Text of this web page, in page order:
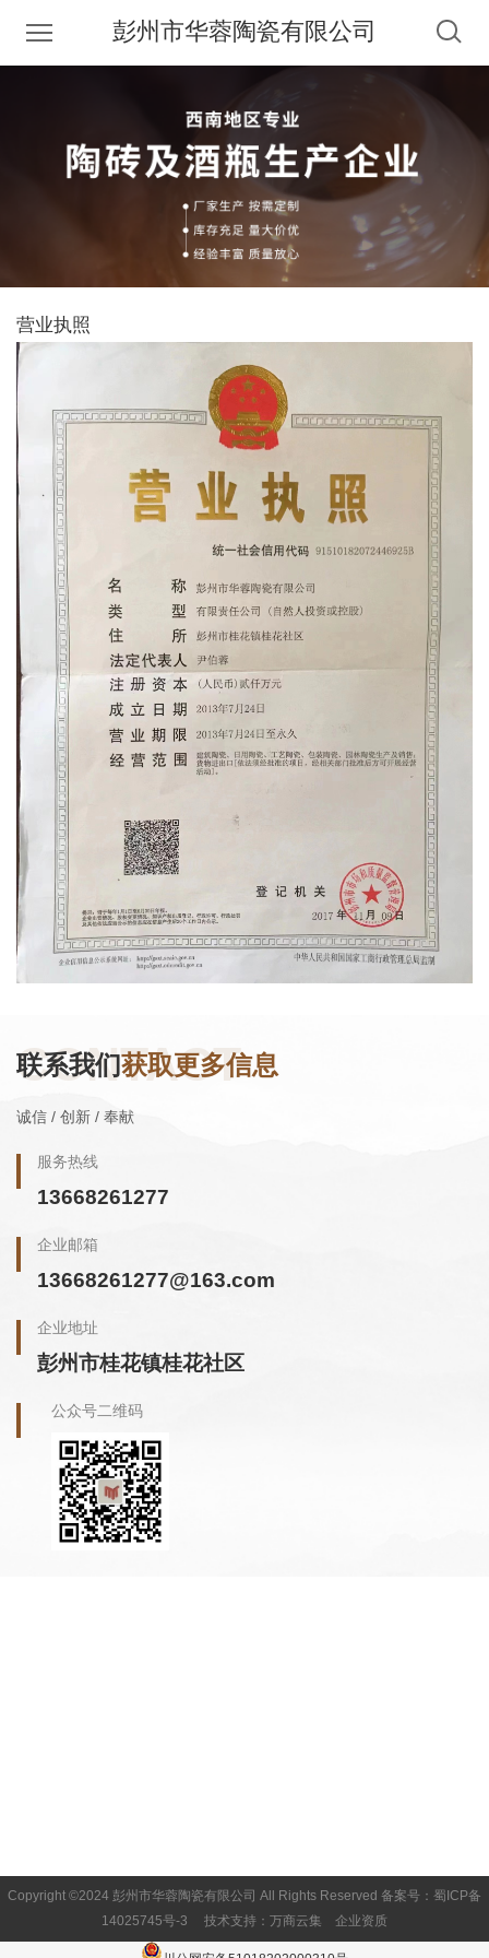
彭州市华蓉陶瓷有限公司
营业执照
CONTACT
联系我们获取更多信息
诚信 / 创新 / 奉献
服务热线
13668261277
企业邮箱
13668261277@163.com
企业地址
彭州市桂花镇桂花社区
公众号二维码
Copyright ©2024 彭州市华蓉陶瓷有限公司 All Rights Reserved 备案号：蜀ICP备
14025745号-3
技术支持： 万商云集 企业资质